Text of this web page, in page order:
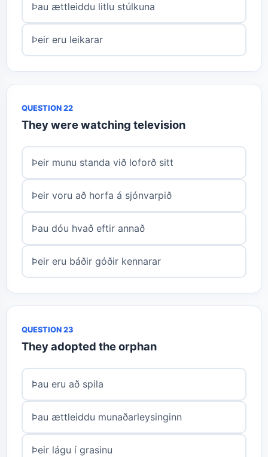
Þau ættleiddu litlu stúlkuna
Þeir eru leikarar
QUESTION 22
They were watching television
Þeir munu standa við loforð sitt
Þeir voru að horfa á sjónvarpið
Þau dóu hvað eftir annað
Þeir eru báðir góðir kennarar
QUESTION 23
They adopted the orphan
Þau eru að spila
Þau ættleiddu munaðarleysinginn
Þeir lágu í grasinu